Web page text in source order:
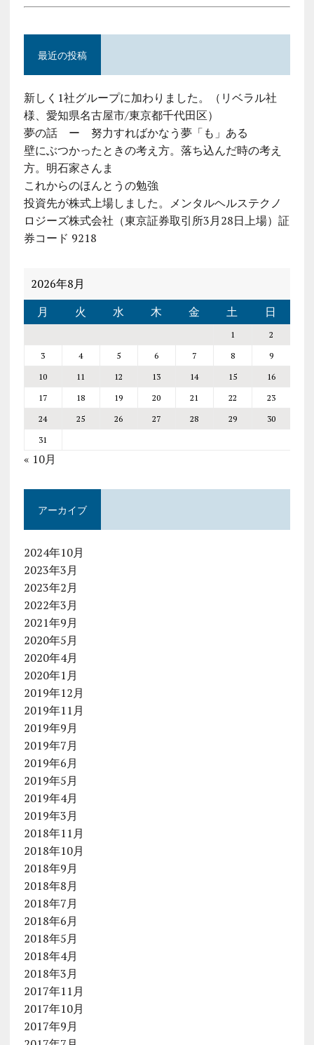
最近の投稿
新しく1社グループに加わりました。（リベラル社
様、愛知県名古屋市/東京都千代田区）
夢の話 ー 努力すればかなう夢「も」ある
壁にぶつかったときの考え方。落ち込んだ時の考え
方。明石家さんま
これからのほんとうの勉強
投資先が株式上場しました。メンタルヘルステクノ
ロジーズ株式会社（東京証券取引所3月28日上場）証
券コード 9218
2026年8月
月
火 水 木 金 土 日
1
2
3
4 5 6 7 8
9
10
11 12 13 14 15
16
17
18 19 20 21 22
23
24
25 26 27 28 29
30
31
« 10月
アーカイブ
2024年10月
2023年3月
2023年2月
2022年3月
2021年9月
2020年5月
2020年4月
2020年1月
2019年12月
2019年11月
2019年9月
2019年7月
2019年6月
2019年5月
2019年4月
2019年3月
2018年11月
2018年10月
2018年9月
2018年8月
2018年7月
2018年6月
2018年5月
2018年4月
2018年3月
2017年11月
2017年10月
2017年9月